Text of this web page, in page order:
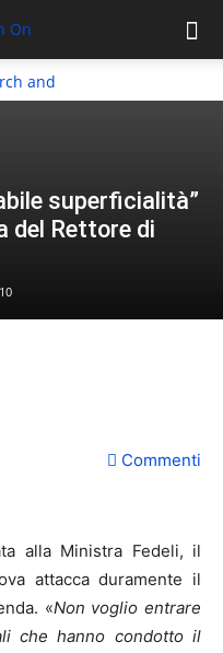
superficialità”
del Rettore di
10
Commenti
alla Ministra Fedeli, il
attacca duramente il
«Non voglio entrare
che hanno condotto il